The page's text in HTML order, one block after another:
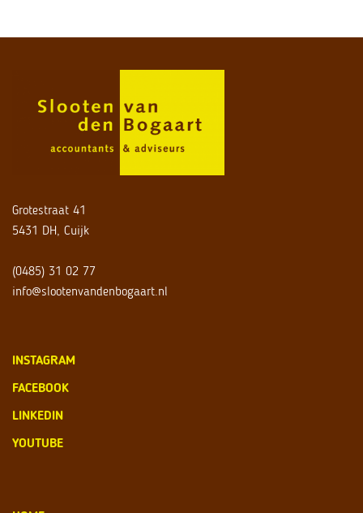
Grotestraat 41
5431 DH, Cuijk
(0485) 31 02 77
info@slootenvandenbogaart.nl
INSTAGRAM
FACEBOOK
LINKEDIN
YOUTUBE